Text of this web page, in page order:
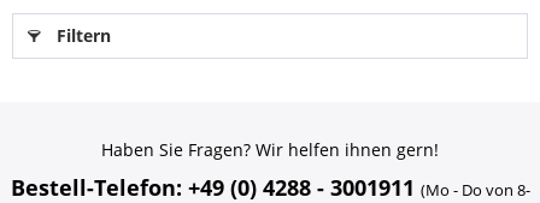
Filtern
Haben Sie Fragen? Wir helfen ihnen gern!
Bestell-Telefon: +49 (0) 4288 - 3001911 (Mo - Do von 8-